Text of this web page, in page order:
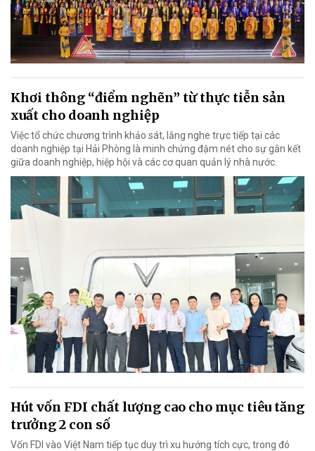
Khơi thông “điểm nghẽn” từ thực tiễn sản
xuất cho doanh nghiệp
Việc tổ chức chương trình khảo sát, lắng nghe trực tiếp tại các
doanh nghiệp tại Hải Phòng là minh chứng đậm nét cho sự gắn kết
giữa doanh nghiệp, hiệp hội và các cơ quan quản lý nhà nước.
Hút vốn FDI chất lượng cao cho mục tiêu tăng
trưởng 2 con số
Vốn FDI vào Việt Nam tiếp tục duy trì xu hướng tích cực, trong đó